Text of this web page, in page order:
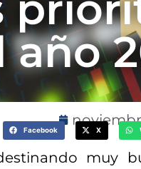
año
Facebook X
muy